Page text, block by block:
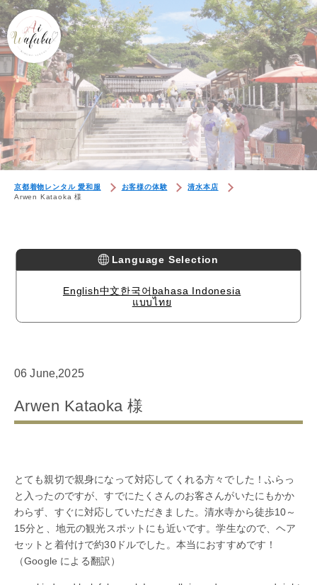
京都着物レンタル 愛和服 お客様の体験
清水本店
Arwen Kataoka 様
Language Selection
English中文한국어 bahasa Indonesia
แบบไทย
06 June,2025
Arwen Kataoka 様
とても親切で親身になって対応してくれる方々でした！ふらっ
と入ったのですが、すでにたくさんのお客さんがいたにもかか
わらず、すぐに対応していただきました。清水寺から徒歩10～
15分と、地元の観光スポットにも近いです。学生なので、ヘア
セットと着付けで約30ドルでした。本当におすすめです！
（Google による翻訳）